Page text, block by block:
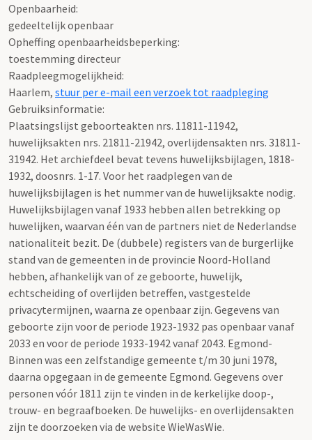
Openbaarheid:
gedeeltelijk openbaar
Opheffing openbaarheidsbeperking:
toestemming directeur
Raadpleegmogelijkheid:
Haarlem, stuur per e-mail een verzoek tot raadpleging
Gebruiksinformatie:
Plaatsingslijst geboorteakten nrs. 11811-11942,
huwelijksakten nrs. 21811-21942, overlijdensakten nrs. 31811-
31942. Het archiefdeel bevat tevens huwelijksbijlagen, 1818-
1932, doosnrs. 1-17. Voor het raadplegen van de
huwelijksbijlagen is het nummer van de huwelijksakte nodig.
Huwelijksbijlagen vanaf 1933 hebben allen betrekking op
huwelijken, waarvan één van de partners niet de Nederlandse
nationaliteit bezit. De (dubbele) registers van de burgerlijke
stand van de gemeenten in de provincie Noord-Holland
hebben, afhankelijk van of ze geboorte, huwelijk,
echtscheiding of overlijden betreffen, vastgestelde
privacytermijnen, waarna ze openbaar zijn. Gegevens van
geboorte zijn voor de periode 1923-1932 pas openbaar vanaf
2033 en voor de periode 1933-1942 vanaf 2043. Egmond-
Binnen was een zelfstandige gemeente t/m 30 juni 1978,
daarna opgegaan in de gemeente Egmond. Gegevens over
personen vóór 1811 zijn te vinden in de kerkelijke doop-,
trouw- en begraafboeken. De huwelijks- en overlijdensakten
zijn te doorzoeken via de website WieWasWie.